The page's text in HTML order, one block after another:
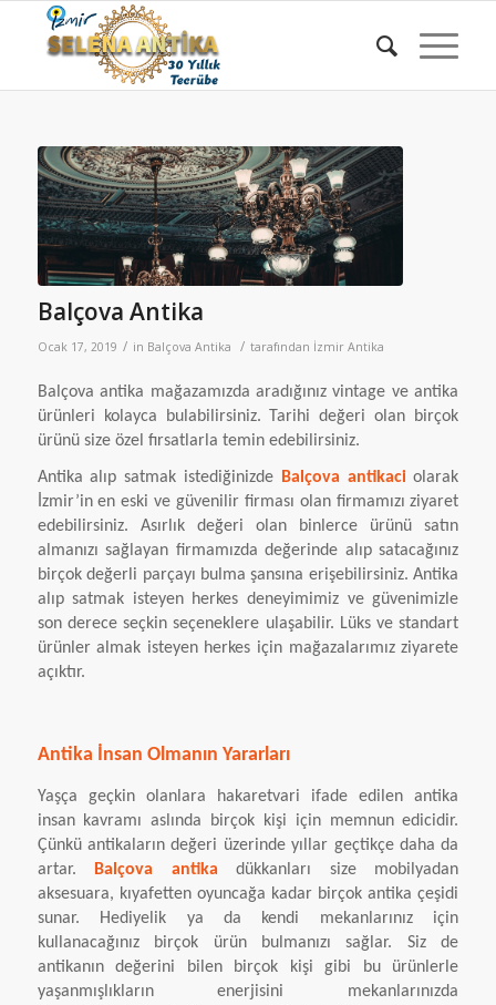
Balçova Antika
Ocak 17, 2019 / in Balçova Antika / tarafından İzmir Antika
Balçova antika mağazamızda aradığınız vintage ve antika
ürünleri kolayca bulabilirsiniz. Tarihi değeri olan birçok
ürünü size özel fırsatlarla temin edebilirsiniz.
Antika alıp satmak istediğinizde Balçova antikaciolarak
İzmir’in en eski ve güvenilir firması olan firmamızı ziyaret
edebilirsiniz. Asırlık değeri olan binlerce ürünü satın
almanızı sağlayan firmamızda değerinde alıp satacağınız
birçok değerli parçayı bulma şansına erişebilirsiniz. Antika
alıp satmak isteyen herkes deneyimimiz ve güvenimizle
son derece seçkin seçeneklere ulaşabilir. Lüks ve standart
ürünler almak isteyen herkes için mağazalarımız ziyarete
açıktır.
Antika İnsan Olmanın Yararları
Yaşça geçkin olanlara hakaretvari ifade edilen antika
insan kavramı aslında birçok kişi için memnun edicidir.
Çünkü antikaların değeri üzerinde yıllar geçtikçe daha da
artar.
Balçova antikadükkanları size mobilyadan
aksesuara, kıyafetten oyuncağa kadar birçok antika çeşidi
sunar. Hediyelik ya da kendi mekanlarınız için
kullanacağınız birçok ürün bulmanızı sağlar. Siz de
antikanın değerini bilen birçok kişi gibi bu ürünlerle
yaşanmışlıkların enerjisini mekanlarınızda